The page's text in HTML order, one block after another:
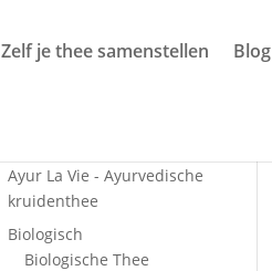
Zelf je thee samenstellen Blog
Ayur La Vie - Ayurvedische
kruidenthee
Biologisch
Biologische Thee